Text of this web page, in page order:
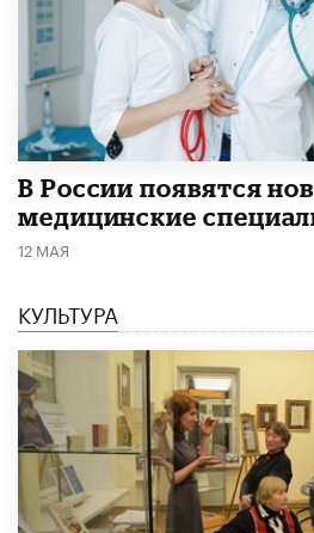
В России появятся
медицинские
12 МАЯ
КУЛЬТУРА